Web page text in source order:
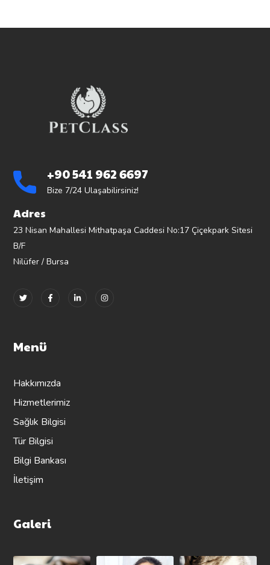
+90 541 962 6697
Bize 7/24 Ulaşabilirsiniz!
Adres
23 Nisan Mahallesi Mithatpaşa Caddesi No:17 Çiçekpark Sitesi
B/F
Nilüfer / Bursa
Menü
Hakkımızda
Hizmetlerimiz
Sağlık Bilgisi
Tür Bilgisi
Bilgi Bankası
İletişim
Galeri